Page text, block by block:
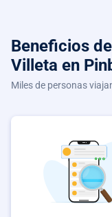
Beneficios
Villeta en
Miles de personas